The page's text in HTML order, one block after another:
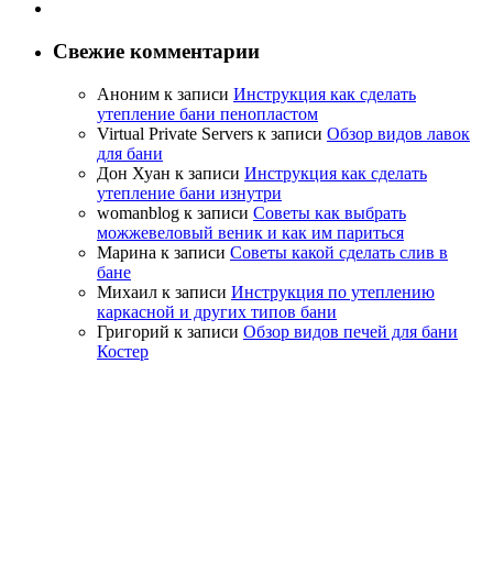
Свежие комментарии
Аноним к записи Инструкция как сделать
утепление бани пенопластом
Virtual Private Servers к записи Обзор видов лавок
для бани
Дон Хуан к записи Инструкция как сделать
утепление бани изнутри
womanblog к записи Советы как выбрать
можжевеловый веник и как им париться
Марина к записи Советы какой сделать слив в
бане
Михаил к записи Инструкция по утеплению
каркасной и других типов бани
Григорий к записи Обзор видов печей для бани
Костер